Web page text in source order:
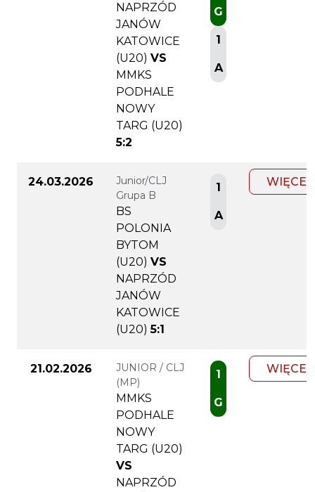
NAPRZÓD
JANÓW
KATOWICE
(U20) VS
MMKS
PODHALE
NOWY
TARG (U20)
5:2
G
1
A
24.03.2026
Junior/CLJ
Grupa B
BS
POLONIA
BYTOM
(U20) VS
NAPRZÓD
JANÓW
KATOWICE
(U20) 5:1
1
A
WIĘCEJ
21.02.2026
JUNIOR / CLJ
(MP)
MMKS
PODHALE
NOWY
TARG (U20)
VS
NAPRZÓD
1
G
WIĘCEJ